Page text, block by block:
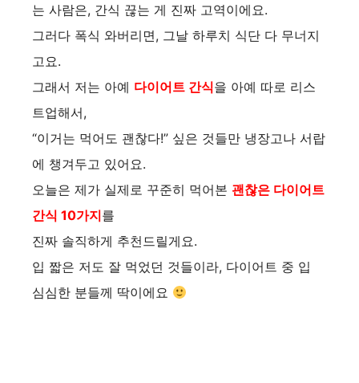
는 사람은, 간식 끊는 게 진짜 고역이에요.
그러다 폭식 와버리면, 그날 하루치 식단 다 무너지
고요.
그래서 저는 아예 다이어트 간식을 아예 따로 리스
트업해서,
“이거는 먹어도 괜찮다!” 싶은 것들만 냉장고나 서랍
에 챙겨두고 있어요.
오늘은 제가 실제로 꾸준히 먹어본 괜찮은 다이어트
간식 10가지를
진짜 솔직하게 추천드릴게요.
입 짧은 저도 잘 먹었던 것들이라, 다이어트 중 입
심심한 분들께 딱이에요